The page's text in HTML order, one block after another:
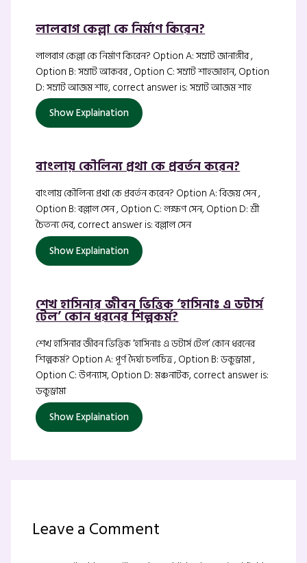
লালবাগ কেল্লা কে নির্মাণ কিরেন?
লালবাগ কেল্লা কে নির্মাণ কিরেন? Option A: সম্রাট জানাঙ্গীর ,
Option B: সম্রাট আকবর , Option C: সম্রাট শাহজাহান, Option
D: সম্রাট আজম শাহ, correct answer is: সম্রাট আজম শাহ
Show Explaination
বাংলায় কৌলিন্য প্রথা কে প্রবর্তন করেন?
বাংলায় কৌলিন্য প্রথা কে প্রবর্তন করেন? Option A: বিজয় সেন ,
Option B: বল্লাল সেন , Option C: লক্ষণ সেন, Option D: শ্রী
চৈতন্য দেব, correct answer is: বল্লাল সেন
Show Explaination
শেখ হাসিনার জীবন ভিত্তিক ‘হাসিনাঃ এ ডটার্স
টেল’ কোন ধরনের শিল্পকর্ম?
শেখ হাসিনার জীবন ভিত্তিক ‘হাসিনাঃ এ ডটার্স টেল’ কোন ধরনের
শিল্পকর্ম? Option A: পূর্ণ দৈর্ঘ্য চলচিত্র , Option B: ডকুড্রামা ,
Option C: উপন্যাস, Option D: মঞ্চনাটক, correct answer is:
ডকুড্রামা
Show Explaination
Leave a Comment